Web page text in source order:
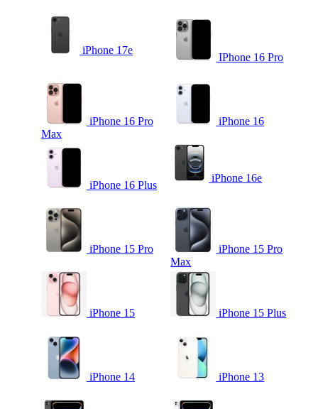
iPhone 17e
IPhone 16 Pro
iPhone 16 Pro
Max
iPhone 16
iPhone 16 Plus
iPhone 16e
iPhone 15 Pro
iPhone 15 Pro
Max
iPhone 15 iPhone 15 Plus
iPhone 14 iPhone 13